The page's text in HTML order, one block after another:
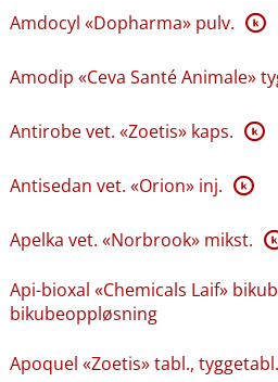
Amdocyl «Dopharma» pulv. K
Amodip «Ceva Santé Animale»
Antirobe vet. «Zoetis» kaps. K
Antisedan vet. «Orion» inj. K
Apelka vet. «Norbrook» mikst. K
Api-bioxal «Chemicals Laif»
bikubeoppløsning
Apoquel «Zoetis» tabl., tyggetabl.